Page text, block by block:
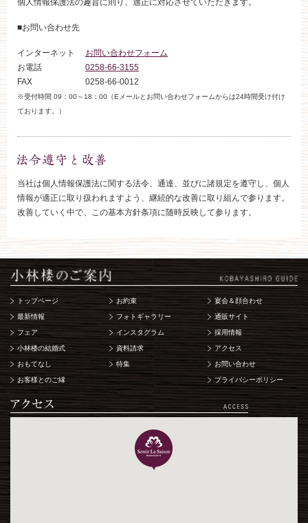
個人情報保護法の趣旨に則り、適正に対応させていただきます。
■お問い合わせ先
インターネット
お問い合わせフォーム
お電話
0258-66-3155
FAX
0258-66-0012
※受付時間 09：00～18：00（Eメールとお問い合わせフォームからは24時間受け付け
ております。）
当社は個人情報保護法に関する法令、通達、並びに諸規定を遵守し、個人
情報が適正に取り扱われますよう、継続的な改善に取り組んで参ります。
改善していく中で、この基本方針条項に随時反映して参ります。
トップページ
最新情報
フェア
小林楼の結婚式
おもてなし
お客様とのご縁
お約束
フォトギャラリー
インスタグラム
資料請求
特集
宴会＆顔合わせ
通販サイト
採用情報
アクセス
お問い合わせ
プライバシーポリシー